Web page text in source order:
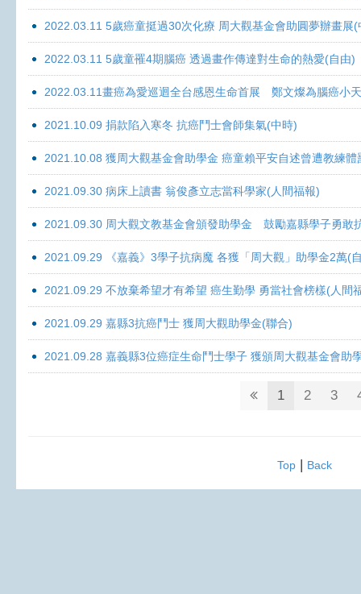
2022.03.11 5歲癌童挺過30次化療 周大觀基金會助圓夢辦畫展
2022.03.11 5歲童罹4期腦癌 透過畫作傳達對生命的熱愛(自由)
2022.03.11畫癌為愛巡迴全台感恩生命首展 鄭文燦為腦癌小
2021.10.09 捐款陷入寒冬 抗癌鬥士會師集氣(中時)
2021.10.08 獲周大觀基金會助學金 癌童賴平安自述曾遭教練體
2021.09.30 病床上讀書 翁俊彥立志當科學家(人間福報)
2021.09.30 周大觀文教基金會頒發助學金 鼓勵嘉縣學子勇敢
2021.09.29 《嘉義》3學子抗病魔 各獲「周大觀」助學金2萬(
2021.09.29 不放棄希望才有希望 癌生勤學 勇當社會榜樣(人間
2021.09.29 嘉縣3抗癌鬥士 獲周大觀助學金(聯合)
2021.09.28 嘉義縣3位癌症生命鬥士學子 獲頒周大觀基金會助
1 2 3
Top| Back